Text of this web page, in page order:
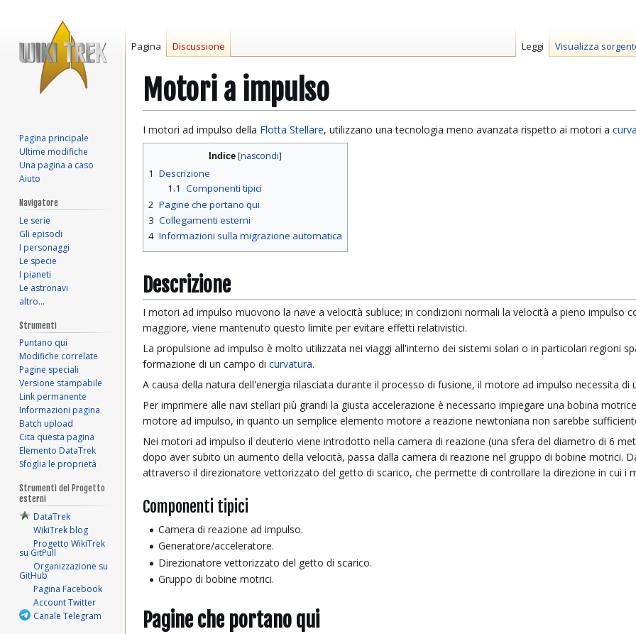
Motori a impulso
Vai
alla
Vai
alla
I motori ad impulso della Flotta Stellare, utilizzano una tecnologia meno avanzata rispetto ai motori a
Indice
1 Descrizione
1.1 Componenti tipici
2 Pagine che portano qui
3 Collegamenti esterni
4 Informazioni sulla migrazione automatica
Descrizione
I motori ad impulso muovono la nave a velocità subluce; in condizioni normali la velocità a pieno impulso
maggiore, viene mantenuto questo limite per evitare effetti relativistici.
La propulsione ad impulso è molto utilizzata nei viaggi all'interno dei sistemi solari o in particolari regioni
formazione di un campo di curvatura.
A causa della natura dell'energia rilasciata durante il processo di fusione, il motore ad impulso necessita
Per imprimere alle navi stellari più grandi la giusta accelerazione è necessario impiegare una bobina
motore ad impulso, in quanto un semplice elemento motore a reazione newtoniana non sarebbe
Nei motori ad impulso il deuterio viene introdotto nella camera di reazione (una sfera del diametro di 6
dopo aver subito un aumento della velocità, passa dalla camera di reazione nel gruppo di bobine motrici.
attraverso il direzionatore vettorizzato del getto di scarico, che permette di controllare la direzione in cui i
Componenti tipici
Camera di reazione ad impulso.
Generatore/acceleratore.
Direzionatore vettorizzato del getto di scarico.
Gruppo di bobine motrici.
Pagine che portano qui
Pagina Discussione Leggi Visualizza
Pagina principale
Ultime modifiche
Una pagina a caso
Aiuto
Navigatore
Le serie
Gli episodi
I personaggi
Le specie
I pianeti
Le astronavi
altro…
Strumenti
Puntano qui
Modifiche correlate
Pagine speciali
Versione stampabile
Link permanente
Informazioni pagina
Batch upload
Cita questa pagina
Elemento DataTrek
Sfoglia le proprietà
Strumenti del Progetto
esterni
DataTrek
WikiTrek blog
Progetto WikiTrek
su GitPull
Organizzazione su
GitHub
Pagina Facebook
Account Twitter
Canale Telegram